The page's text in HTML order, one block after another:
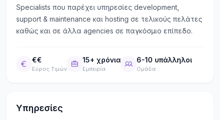
Specialists που παρέχει υπηρεσίες development,
support & maintenance και hosting σε τελικούς πελάτες
καθώς και σε άλλα agencies σε παγκόσμιο επίπεδο.
€€
Εύρος Τιμών
15+ χρόνια
Εμπειρία
6-10 υπάλληλοι
Ομάδα
Υπηρεσίες